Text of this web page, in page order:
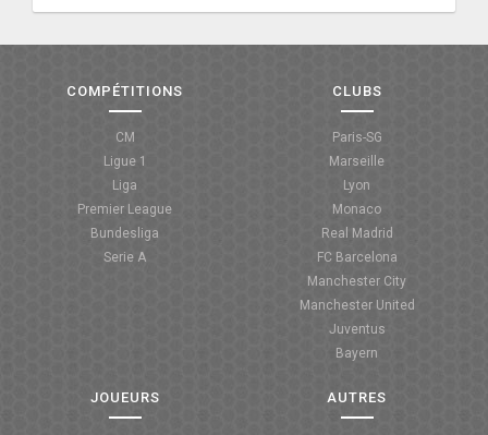
COUPE DE FRANCE
COUPE DE LA LIGUE
COMPÉTITIONS
CM
Ligue 1
Liga
Premier League
Bundesliga
Serie A
CLUBS
Paris-SG
Marseille
Lyon
Monaco
Real Madrid
FC Barcelona
Manchester City
Manchester United
Juventus
Bayern
JOUEURS AUTRES